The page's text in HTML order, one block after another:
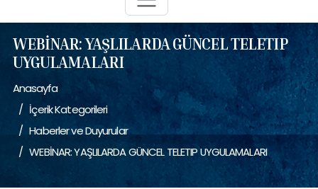
WEBİNAR: YAŞLILARDA GÜNCEL TELETIP
UYGULAMALARI
Anasayfa
İçerik Kategorileri
Haberler ve Duyurular
WEBİNAR: YAŞLILARDA GÜNCEL TELETIP UYGULAMALARI